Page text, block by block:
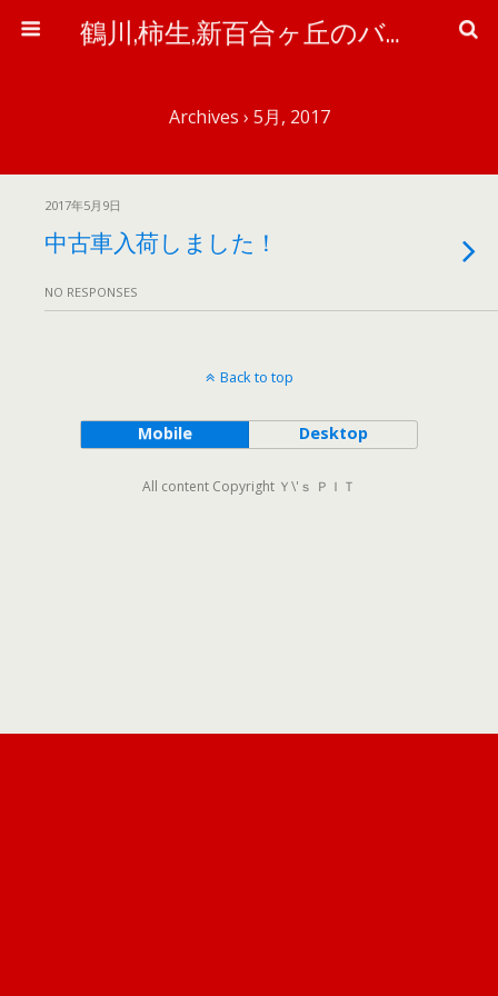
鶴川,柿生,新百合ヶ丘のバイク＆自転車屋さん「ワイズ・ピット」のブログ
Archives › 5月, 2017
2017年5月9日
中古車入荷しました！
NO RESPONSES
Back to top
Mobile Desktop
All content Copyright Ｙ\'ｓ ＰＩＴ